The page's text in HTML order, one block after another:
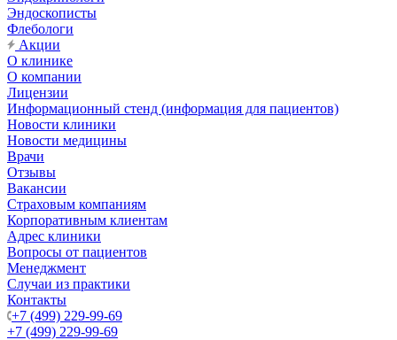
Эндоскописты
Флебологи
Акции
О клинике
О компании
Лицензии
Информационный стенд (информация для пациентов)
Новости клиники
Новости медицины
Врачи
Отзывы
Вакансии
Страховым компаниям
Корпоративным клиентам
Адрес клиники
Вопросы от пациентов
Менеджмент
Случаи из практики
Контакты
+7 (499) 229-99-69
+7 (499) 229-99-69